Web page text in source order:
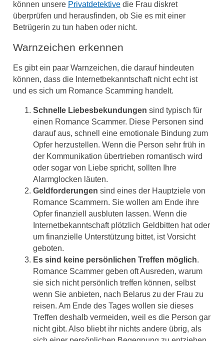
können unsere Privatdetektivedie Frau diskret
überprüfen und herausfinden, ob Sie es mit einer
Betrügerin zu tun haben oder nicht.
Warnzeichen erkennen
Es gibt ein paar Warnzeichen, die darauf hindeuten
können, dass die Internetbekanntschaft nicht echt ist
und es sich um Romance Scamming handelt.
Schnelle Liebesbekundungen sind typisch für
einen Romance Scammer. Diese Personen sind
darauf aus, schnell eine emotionale Bindung zum
Opfer herzustellen. Wenn die Person sehr früh in
der Kommunikation übertrieben romantisch wird
oder sogar von Liebe spricht, sollten Ihre
Alarmglocken läuten.
Geldforderungen sind eines der Hauptziele von
Romance Scammern. Sie wollen am Ende ihre
Opfer finanziell ausbluten lassen. Wenn die
Internetbekanntschaft plötzlich Geldbitten hat oder
um finanzielle Unterstützung bittet, ist Vorsicht
geboten.
Es sind keine persönlichen Treffen möglich.
Romance Scammer geben oft Ausreden, warum
sie sich nicht persönlich treffen können, selbst
wenn Sie anbieten, nach Belarus zu der Frau zu
reisen. Am Ende des Tages wollen sie dieses
Treffen deshalb vermeiden, weil es die Person gar
nicht gibt. Also bliebt ihr nichts andere übrig, als